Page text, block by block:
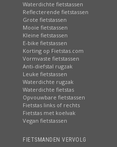
Waterdichte fietstassen
Reflecterende fietstassen
Grote fietstassen
Mooie fietstassen
Kleine fietstassen
E-bike fietstassen
Korting op Fietstas.com
Vormvaste fietstassen
Anti-diefstal rugzak
Leuke fietstassen
Waterdichte rugzak
Waterdichte fietstas
Opvouwbare fietstassen
Fietstas links of rechts
Fietstas met koelvak
Vegan fietstassen
FIETSMANDEN VERVOLG